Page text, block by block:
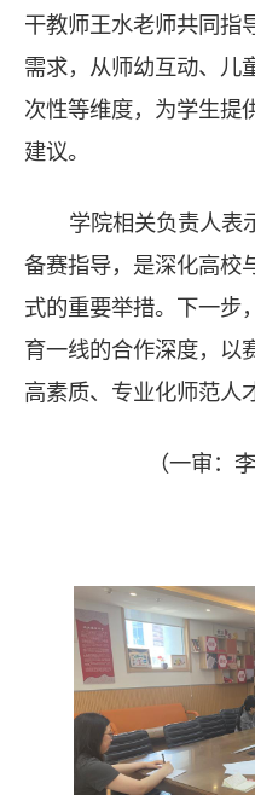
干教师王水老师共同指
需求，从师幼互动、儿
次性等维度，为学生提
建议。
学院相关负责人表
备赛指导，是深化高校
式的重要举措。下一步
育一线的合作深度，以
高素质、专业化师范人
（一审：